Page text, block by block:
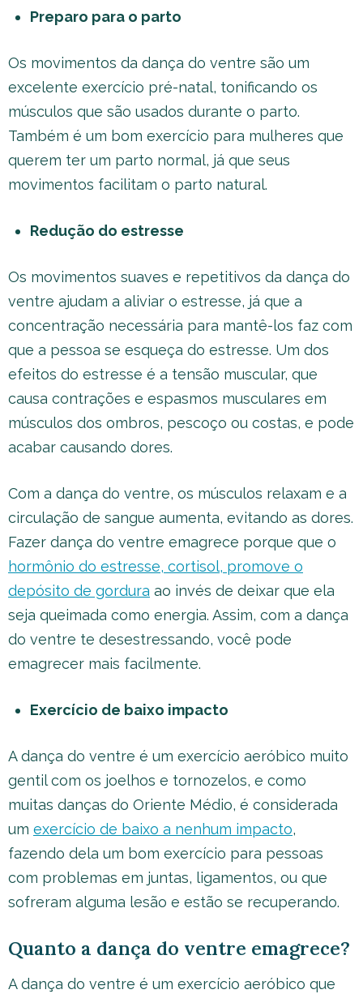
Preparo para o parto
Os movimentos da dança do ventre são um
excelente exercício pré-natal, tonificando os
músculos que são usados durante o parto.
Também é um bom exercício para mulheres que
querem ter um parto normal, já que seus
movimentos facilitam o parto natural.
Redução do estresse
Os movimentos suaves e repetitivos da dança do
ventre ajudam a aliviar o estresse, já que a
concentração necessária para mantê-los faz com
que a pessoa se esqueça do estresse. Um dos
efeitos do estresse é a tensão muscular, que
causa contrações e espasmos musculares em
músculos dos ombros, pescoço ou costas, e pode
acabar causando dores.
Com a dança do ventre, os músculos relaxam e a
circulação de sangue aumenta, evitando as dores.
Fazer dança do ventre emagrece porque que o
hormônio do estresse, cortisol, promove o
depósito de gordura ao invés de deixar que ela
seja queimada como energia. Assim, com a dança
do ventre te desestressando, você pode
emagrecer mais facilmente.
Exercício de baixo impacto
A dança do ventre é um exercício aeróbico muito
gentil com os joelhos e tornozelos, e como
muitas danças do Oriente Médio, é considerada
um exercício de baixo a nenhum impacto,
fazendo dela um bom exercício para pessoas
com problemas em juntas, ligamentos, ou que
sofreram alguma lesão e estão se recuperando.
Quanto a dança do ventre emagrece?
A dança do ventre é um exercício aeróbico que